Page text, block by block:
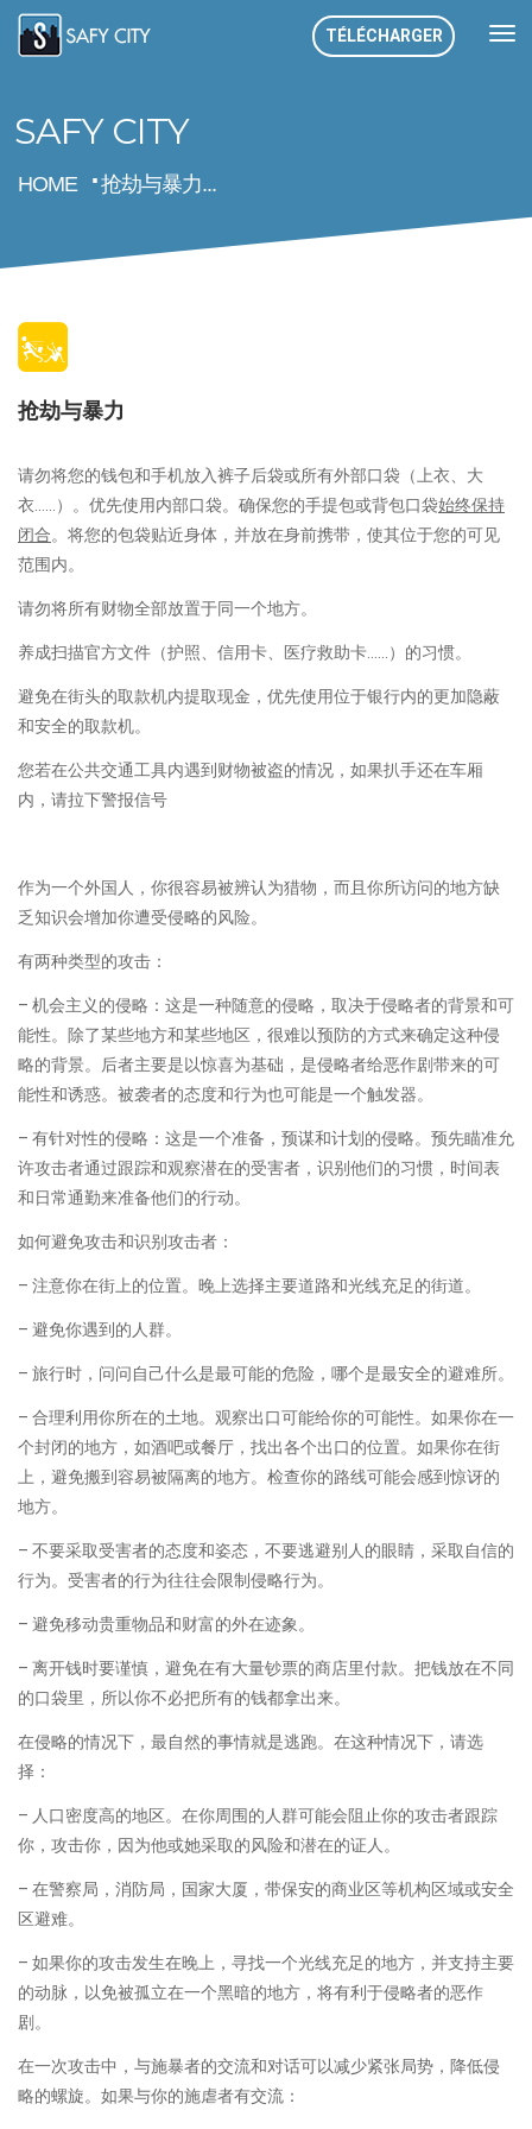
TÉLÉCHARGER
SAFY CITY
HOME 抢劫与暴力...
抢劫与暴力
请勿将您的钱包和手机放入裤子后袋或所有外部口袋（上衣、大
衣……）。优先使用内部口袋。确保您的手提包或背包口袋始终保持
闭合。将您的包袋贴近身体，并放在身前携带，使其位于您的可见
范围内。
请勿将所有财物全部放置于同一个地方。
养成扫描官方文件（护照、信用卡、医疗救助卡……）的习惯。
避免在街头的取款机内提取现金，优先使用位于银行内的更加隐蔽
和安全的取款机。
您若在公共交通工具内遇到财物被盗的情况，如果扒手还在车厢
内，请拉下警报信号
作为一个外国人，你很容易被辨认为猎物，而且你所访问的地方缺
乏知识会增加你遭受侵略的风险。
有两种类型的攻击：
– 机会主义的侵略：这是一种随意的侵略，取决于侵略者的背景和可
能性。除了某些地方和某些地区，很难以预防的方式来确定这种侵
略的背景。后者主要是以惊喜为基础，是侵略者给恶作剧带来的可
能性和诱惑。被袭者的态度和行为也可能是一个触发器。
– 有针对性的侵略：这是一个准备，预谋和计划的侵略。预先瞄准允
许攻击者通过跟踪和观察潜在的受害者，识别他们的习惯，时间表
和日常通勤来准备他们的行动。
如何避免攻击和识别攻击者：
– 注意你在街上的位置。晚上选择主要道路和光线充足的街道。
– 避免你遇到的人群。
– 旅行时，问问自己什么是最可能的危险，哪个是最安全的避难所。
– 合理利用你所在的土地。观察出口可能给你的可能性。如果你在一
个封闭的地方，如酒吧或餐厅，找出各个出口的位置。如果你在街
上，避免搬到容易被隔离的地方。检查你的路线可能会感到惊讶的
地方。
– 不要采取受害者的态度和姿态，不要逃避别人的眼睛，采取自信的
行为。受害者的行为往往会限制侵略行为。
– 避免移动贵重物品和财富的外在迹象。
– 离开钱时要谨慎，避免在有大量钞票的商店里付款。把钱放在不同
的口袋里，所以你不必把所有的钱都拿出来。
在侵略的情况下，最自然的事情就是逃跑。在这种情况下，请选
择：
– 人口密度高的地区。在你周围的人群可能会阻止你的攻击者跟踪
你，攻击你，因为他或她采取的风险和潜在的证人。
– 在警察局，消防局，国家大厦，带保安的商业区等机构区域或安全
区避难。
– 如果你的攻击发生在晚上，寻找一个光线充足的地方，并支持主要
的动脉，以免被孤立在一个黑暗的地方，将有利于侵略者的恶作
剧。
在一次攻击中，与施暴者的交流和对话可以减少紧张局势，降低侵
略的螺旋。如果与你的施虐者有交流：